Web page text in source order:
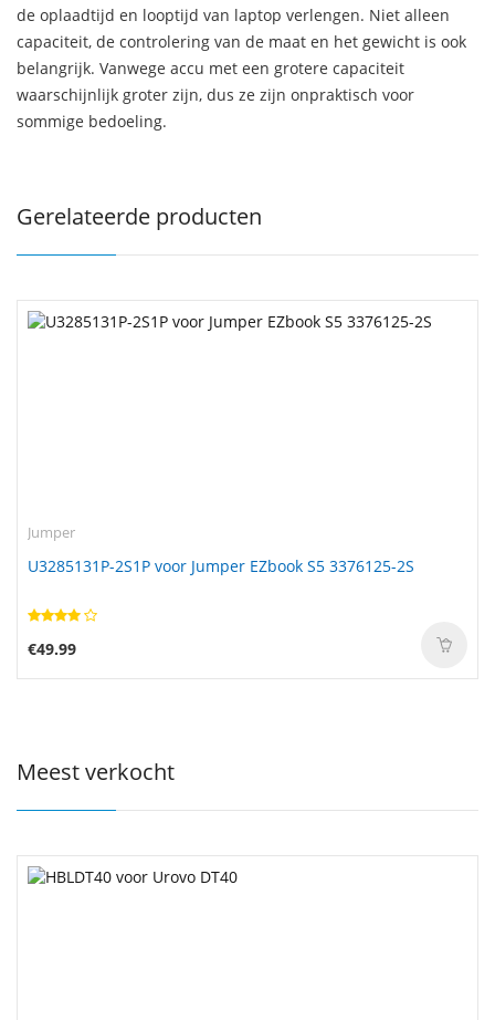
de oplaadtijd en looptijd van laptop verlengen. Niet alleen
capaciteit, de controlering van de maat en het gewicht is ook
belangrijk. Vanwege accu met een grotere capaciteit
waarschijnlijk groter zijn, dus ze zijn onpraktisch voor
sommige bedoeling.
Gerelateerde producten
Jumper
U3285131P-2S1P voor Jumper EZbook S5 3376125-2S
€49.99
Meest verkocht